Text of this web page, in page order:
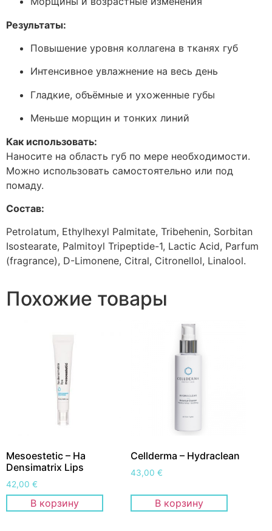
Результаты:
Повышение уровня коллагена в тканях губ
Интенсивное увлажнение на весь день
Гладкие, объёмные и ухоженные губы
Меньше морщин и тонких линий
Как использовать:
Наносите на область губ по мере необходимости.
Можно использовать самостоятельно или под
помаду.
Состав:
Petrolatum, Ethylhexyl Palmitate, Tribehenin, Sorbitan
Isostearate, Palmitoyl Tripeptide-1, Lactic Acid, Parfum
(fragrance), D-Limonene, Citral, Citronellol, Linalool.
Похожие товары
Mesoestetic – Ha
Densimatrix Lips
42,00 €
В корзину
Cellderma – Hydraclean
43,00€
В корзину